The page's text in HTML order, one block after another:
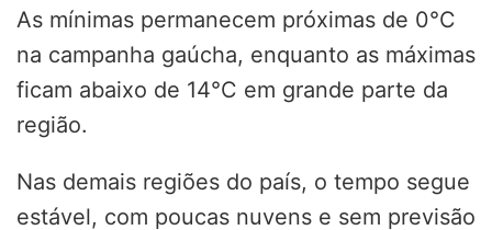
As mínimas permanecem próximas de 0°C
na campanha gaúcha, enquanto as máximas
ficam abaixo de 14°C em grande parte da
região.
Nas demais regiões do país, o tempo segue
estável, com poucas nuvens e sem previsão